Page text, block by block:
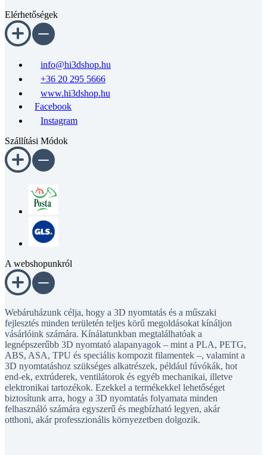
Elérhetőségek
info@hi3dshop.hu
+36 20 295 5666
www.hi3dshop.hu
Facebook
Instagram
Szállítási Módok
A webshopunkról
Webáruházunk célja, hogy a 3D nyomtatás és a műszaki
fejlesztés minden területén teljes körű megoldásokat kínáljon
vásárlóink számára. Kínálatunkban megtalálhatóak a
legnépszerűbb 3D nyomtató alapanyagok – mint a PLA, PETG,
ABS, ASA, TPU és speciális kompozit filamentek –, valamint a
3D nyomtatáshoz szükséges alkatrészek, például fúvókák, hot
end-ek, extrúderek, ventilátorok és egyéb mechanikai, illetve
elektronikai tartozékok. Ezekkel a termékekkel lehetőséget
biztosítunk arra, hogy a 3D nyomtatás folyamata minden
felhasználó számára egyszerű és megbízható legyen, akár
otthoni, akár professzionális környezetben dolgozik.